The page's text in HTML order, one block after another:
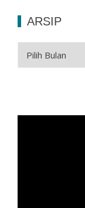
ARSIP